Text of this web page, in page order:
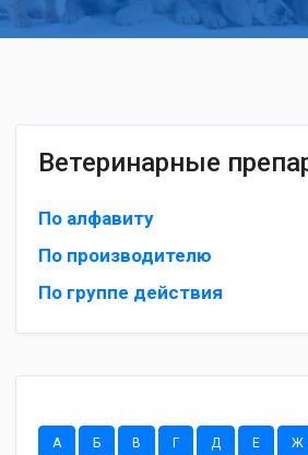
Ветеринарные
По алфавиту
По производителю
По группе действия
А Б В Г Д Е Ж